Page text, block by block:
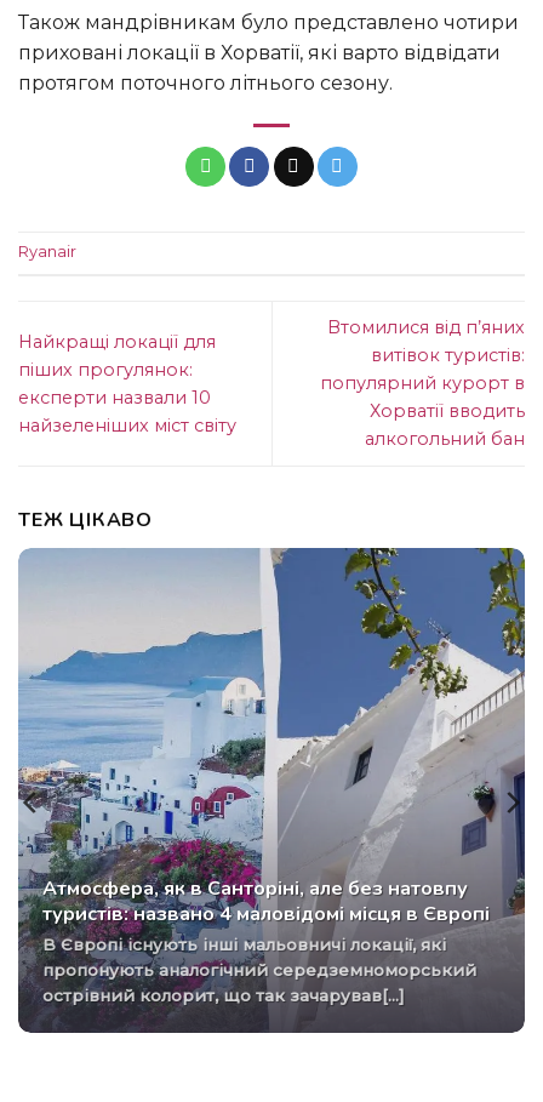
Також мандрівникам було представлено чотири
приховані локації в Хорватії, які варто відвідати
протягом поточного літнього сезону.
Ryanair
Найкращі локації для
піших прогулянок:
експерти назвали 10
найзеленіших міст світу
Втомилися від п’яних
витівок туристів:
популярний курорт в
Хорватії вводить
алкогольний бан
ТЕЖ ЦІКАВО
Атмосфера, як в Санторіні, але без натовпу
туристів: названо 4 маловідомі місця в Європі
В Європі існують інші мальовничі локації, які
пропонують аналогічний середземноморський
острівний колорит, що так зачарував[...]